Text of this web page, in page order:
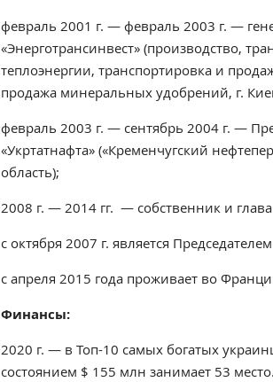
февраль 2001 г. — февраль 2003 г. —
«Энерготрансинвест» (производство,
теплоэнергии, транспортировка и
продажа минеральных удобрений, г.
февраль 2003 г. — сентябрь 2004 г. —
«Укртатнафта» («Кременчугский
область);
2008 г. — 2014 гг. — собственник и
с октября 2007 г. является
с апреля 2015 года проживает во
Финансы:
2020 г. — в Топ-10 самых богатых
состоянием $ 155 млн занимает 53 место.